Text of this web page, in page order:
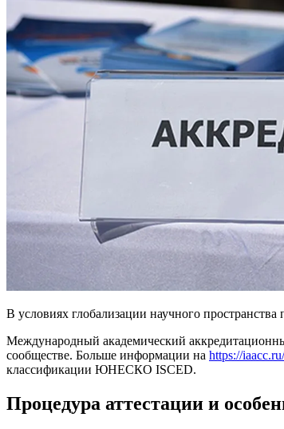
В условиях глобализации научного
Международный академический
сообществе. Больше информации на https://iaacc.ru/
классификации ЮНЕСКО ISCED.
Процедура аттестации и